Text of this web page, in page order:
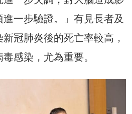
一步驗證。」有見長者及
冠肺炎後的死亡率較高，
感染，尤為重要。